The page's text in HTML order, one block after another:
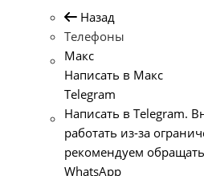
Назад
Телефоны
Макс
Написать в Макс
Telegram
Написать в Telegram.
работать из-за
рекомендуем
WhatsApp